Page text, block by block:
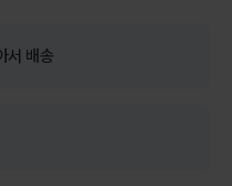
서 배송